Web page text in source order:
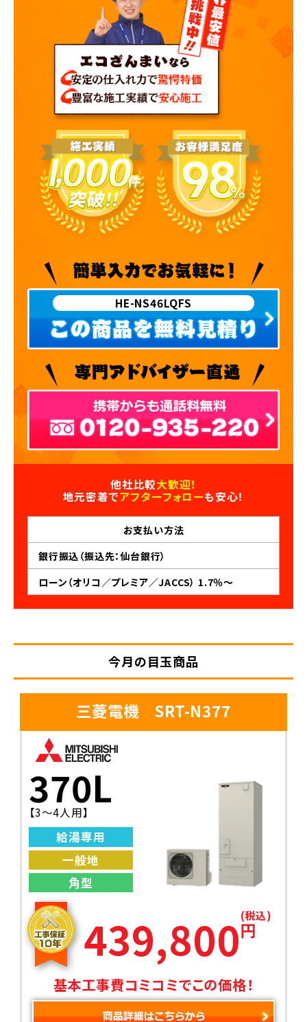
HE-NS46LQFS
他社比較大歓迎！
地元密着でアフターフォローも安心！
お支払い方法
銀行振込（振込先：仙台銀行）
ローン（オリコ／プレミア／JACCS） 1.7％～
今月の目玉商品
三菱電機 SRT-N377
370L
【3〜4人用】
給湯専用
一般地
角型
439,800円
(税込)
基本工事費コミコミでこの価格！